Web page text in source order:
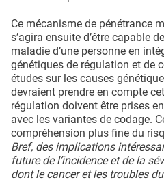
Ce mécanisme de pénétrance
s’agira ensuite d’être capable
maladie d’une personne en
génétiques de régulation et de
études sur les causes
devraient prendre en compte
régulation doivent être prises
avec les variantes de codage.
compréhension plus fine du
Bref, des implications
future de l’incidence et de la
dont le cancer et les troubles